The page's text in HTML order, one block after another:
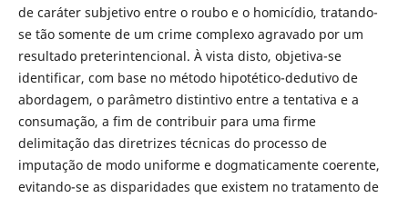
de caráter subjetivo entre o roubo e o homicídio, tratando-
se tão somente de um crime complexo agravado por um
resultado preterintencional. À vista disto, objetiva-se
identificar, com base no método hipotético-dedutivo de
abordagem, o parâmetro distintivo entre a tentativa e a
consumação, a fim de contribuir para uma firme
delimitação das diretrizes técnicas do processo de
imputação de modo uniforme e dogmaticamente coerente,
evitando-se as disparidades que existem no tratamento de